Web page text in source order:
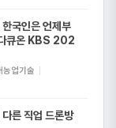
국인은 언제부
큐온 KBS 202
농업기술
른 직업 드론방